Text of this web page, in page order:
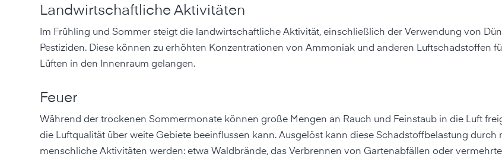
Landwirtschaftliche Aktivitäten
Im Frühling und Sommer steigt die landwirtschaftliche Aktivität, einschließlich der Verwendung von
Pestiziden. Diese können zu erhöhten Konzentrationen von Ammoniak und anderen Luftschadstoffen
Lüften in den Innenraum gelangen.
Feuer
Während der trockenen Sommermonate können große Mengen an Rauch und Feinstaub in die Luft
die Luftqualität über weite Gebiete beeinflussen kann. Ausgelöst kann diese Schadstoffbelastung durch
menschliche Aktivitäten werden: etwa Waldbrände, das Verbrennen von Gartenabfällen oder